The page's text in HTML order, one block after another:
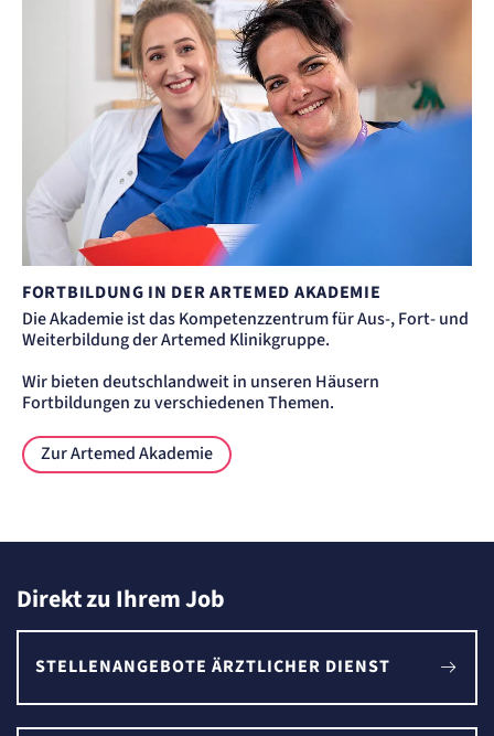
FORTBILDUNG IN DER ARTEMED AKADEMIE
Die Akademie ist das Kompetenzzentrum für Aus-, Fort- und
Weiterbildung der Artemed Klinikgruppe.
Wir bieten deutschlandweit in unseren Häusern
Fortbildungen zu verschiedenen Themen.
Zur Artemed Akademie
Direkt zu Ihrem Job
STELLENANGEBOTE ÄRZTLICHER DIENST